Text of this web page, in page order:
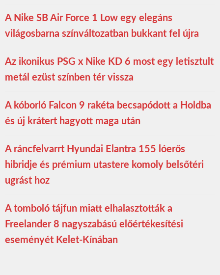
A Nike SB Air Force 1 Low egy elegáns
világosbarna színváltozatban bukkant fel újra
Az ikonikus PSG x Nike KD 6 most egy letisztult
metál ezüst színben tér vissza
A kóborló Falcon 9 rakéta becsapódott a Holdba
és új krátert hagyott maga után
A ráncfelvarrt Hyundai Elantra 155 lóerős
hibridje és prémium utastere komoly belsőtéri
ugrást hoz
A tomboló tájfun miatt elhalasztották a
Freelander 8 nagyszabású előértékesítési
eseményét Kelet-Kínában